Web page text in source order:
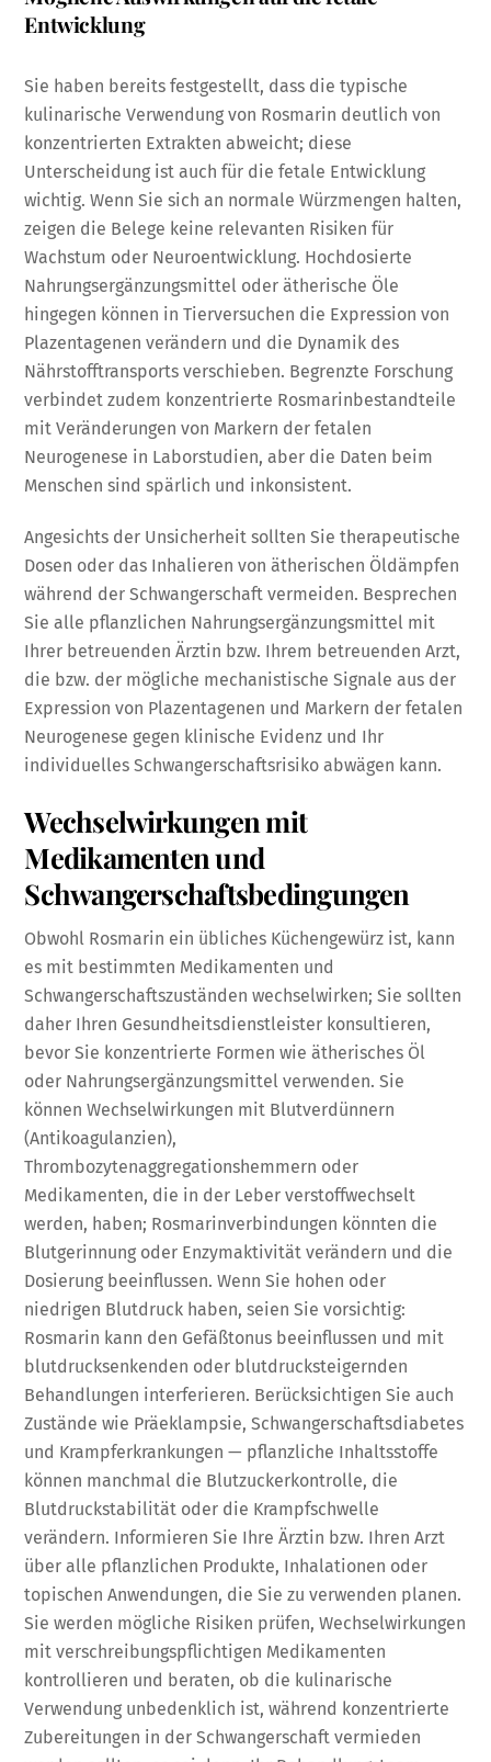
Entwicklung
Sie haben bereits festgestellt, dass die typische
kulinarische Verwendung von Rosmarin deutlich von
konzentrierten Extrakten abweicht; diese
Unterscheidung ist auch für die fetale Entwicklung
wichtig. Wenn Sie sich an normale Würzmengen halten,
zeigen die Belege keine relevanten Risiken für
Wachstum oder Neuroentwicklung. Hochdosierte
Nahrungsergänzungsmittel oder ätherische Öle
hingegen können in Tierversuchen die Expression von
Plazentagenen verändern und die Dynamik des
Nährstofftransports verschieben. Begrenzte Forschung
verbindet zudem konzentrierte Rosmarinbestandteile
mit Veränderungen von Markern der fetalen
Neurogenese in Laborstudien, aber die Daten beim
Menschen sind spärlich und inkonsistent.
Angesichts der Unsicherheit sollten Sie therapeutische
Dosen oder das Inhalieren von ätherischen Öldämpfen
während der Schwangerschaft vermeiden. Besprechen
Sie alle pflanzlichen Nahrungsergänzungsmittel mit
Ihrer betreuenden Ärztin bzw. Ihrem betreuenden Arzt,
die bzw. der mögliche mechanistische Signale aus der
Expression von Plazentagenen und Markern der fetalen
Neurogenese gegen klinische Evidenz und Ihr
individuelles Schwangerschaftsrisiko abwägen kann.
Wechselwirkungen mit
Medikamenten und
Schwangerschaftsbedingungen
Obwohl Rosmarin ein übliches Küchengewürz ist, kann
es mit bestimmten Medikamenten und
Schwangerschaftszuständen wechselwirken; Sie sollten
daher Ihren Gesundheitsdienstleister konsultieren,
bevor Sie konzentrierte Formen wie ätherisches Öl
oder Nahrungsergänzungsmittel verwenden. Sie
können Wechselwirkungen mit Blutverdünnern
(Antikoagulanzien),
Thrombozytenaggregationshemmern oder
Medikamenten, die in der Leber verstoffwechselt
werden, haben; Rosmarinverbindungen könnten die
Blutgerinnung oder Enzymaktivität verändern und die
Dosierung beeinflussen. Wenn Sie hohen oder
niedrigen Blutdruck haben, seien Sie vorsichtig:
Rosmarin kann den Gefäßtonus beeinflussen und mit
blutdrucksenkenden oder blutdrucksteigernden
Behandlungen interferieren. Berücksichtigen Sie auch
Zustände wie Präeklampsie, Schwangerschaftsdiabetes
und Krampferkrankungen — pflanzliche Inhaltsstoffe
können manchmal die Blutzuckerkontrolle, die
Blutdruckstabilität oder die Krampfschwelle
verändern. Informieren Sie Ihre Ärztin bzw. Ihren Arzt
über alle pflanzlichen Produkte, Inhalationen oder
topischen Anwendungen, die Sie zu verwenden planen.
Sie werden mögliche Risiken prüfen, Wechselwirkungen
mit verschreibungspflichtigen Medikamenten
kontrollieren und beraten, ob die kulinarische
Verwendung unbedenklich ist, während konzentrierte
Zubereitungen in der Schwangerschaft vermieden